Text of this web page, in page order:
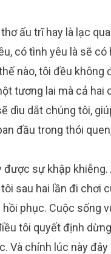
ấu trĩ hay là lạc
có tình yêu là sẽ có
nào, tôi đều không
tương lai mà cả
dìu dắt chúng tôi,
đầu trong thói
được sự khập
sau hai lần đi chơi
phục. Cuộc sống
tôi quyết định
Và chính lúc này